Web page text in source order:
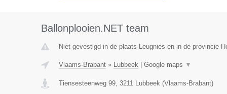
Ballonplooien.NET team
Niet gevestigd in de plaats Leugnies en in de provincie
Vlaams-Brabant» Lubbeek| Google maps ▼
Tiensesteenweg 99, 3211 Lubbeek(Vlaams-Brabant)